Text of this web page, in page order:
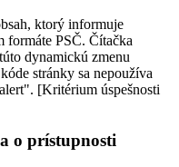
ktorý informuje
formáte PSČ. Čítačka
dynamickú zmenu
stránky sa nepoužíva
[Kritérium úspešnosti
o prístupnosti